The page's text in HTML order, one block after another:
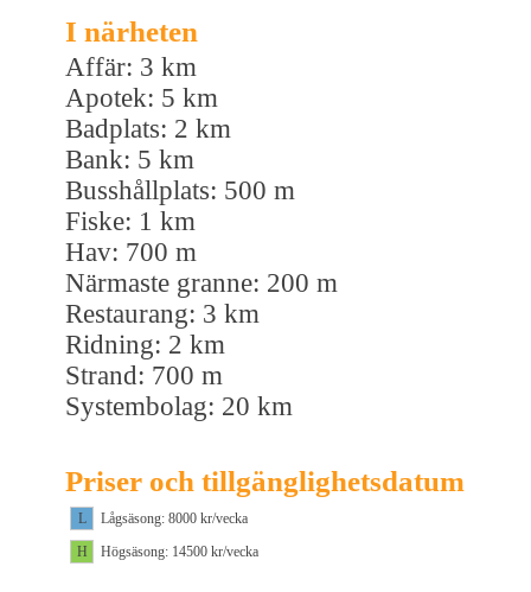
I närheten
Affär: 3 km
Apotek: 5 km
Badplats: 2 km
Bank: 5 km
Busshållplats: 500 m
Fiske: 1 km
Hav: 700 m
Närmaste granne: 200 m
Restaurang: 3 km
Ridning: 2 km
Strand: 700 m
Systembolag: 20 km
Priser och tillgänglighetsdatum
L
Lågsäsong: 8000 kr/vecka
H
Högsäsong: 14500 kr/vecka